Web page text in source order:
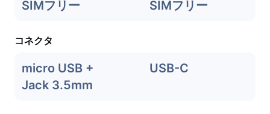
SIMフリー SIMフリー
コネクタ
micro USB +
Jack 3.5mm
USB-C